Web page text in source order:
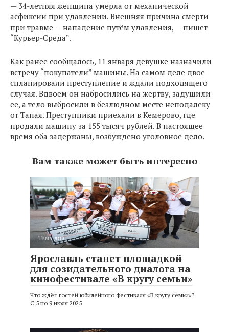
— 34-летняя женщина умерла от механической
асфиксии при удавлении. Внешняя причина смерти
при травме — нападение путём удавления, — пишет
“Курьер-Среда”.
Как ранее сообщалось, 11 января девушке назначили
встречу “покупатели” машины. На самом деле двое
спланировали преступление и ждали подходящего
случая. Вдвоем он набросились на жертву, задушили
ее, а тело выбросили в безлюдном месте неподалеку
от Таная. Преступники приехали в Кемерово, где
продали машину за 155 тысяч рублей. В настоящее
время оба задержаны, возбуждено уголовное дело.
Вам также может быть интересно
Тема дня
Ярославль станет площадкой
для созидательного диалога на
кинофестивале «В кругу семьи»
Что ждёт гостей юбилейного фестиваля «В кругу семьи»?
С 5 по 9 июля 2025